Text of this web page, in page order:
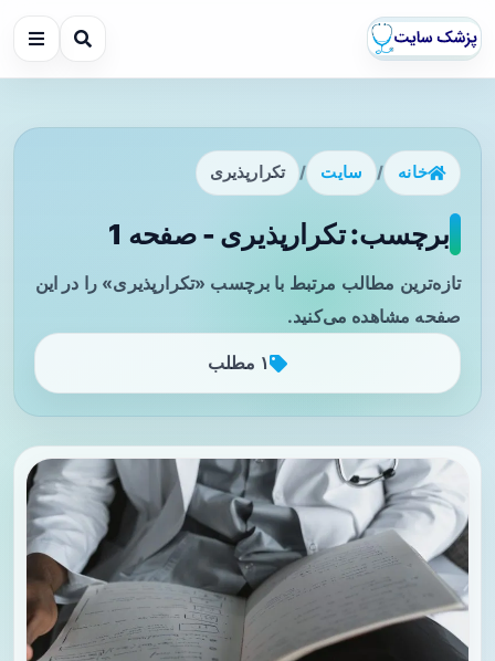
خانه / سایت / تکرارپذیری
برچسب: تکرارپذیری - صفحه 1
تازه‌ترین مطالب مرتبط با برچسب «تکرارپذیری» را در این
صفحه مشاهده می‌کنید.
۱ مطلب